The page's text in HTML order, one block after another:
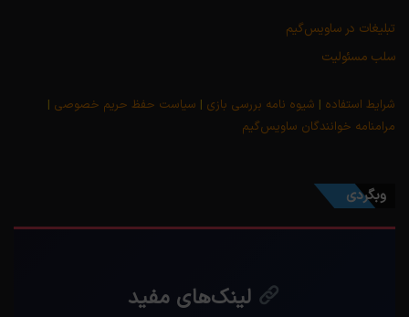
تبلیغات در ساویس‌گیم
سلب مسئولیت
شرایط استفاده | شیوه نامه بررسی بازی | سیاست حفظ حریم خصوصی |
مرامنامه خوانندگان ساویس‌گیم
وبگردی
لینک‌های مفید